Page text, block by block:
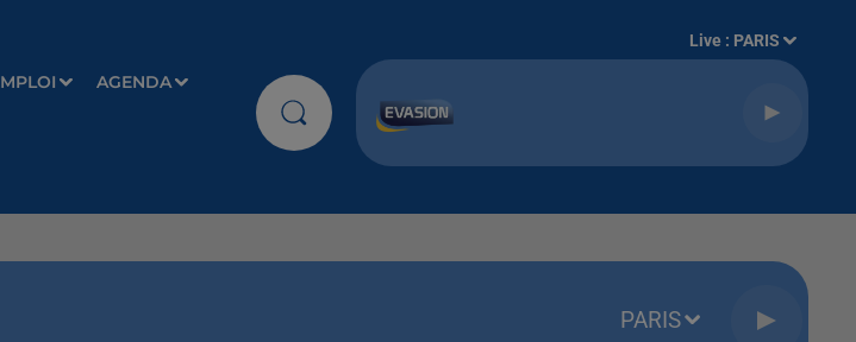
AGENDA
Live : PARIS
PARIS